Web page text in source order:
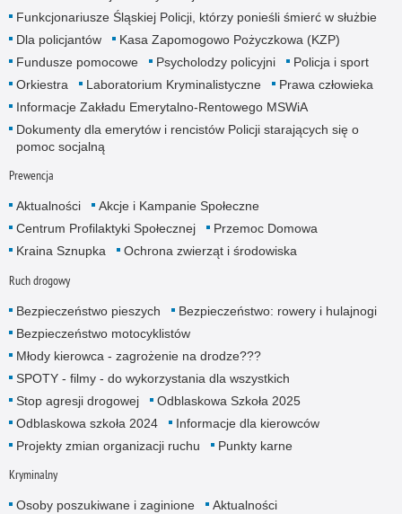
Funkcjonariusze Śląskiej Policji, którzy ponieśli śmierć w służbie
Dla policjantów
Kasa Zapomogowo Pożyczkowa (KZP)
Fundusze pomocowe
Psycholodzy policyjni
Policja i sport
Orkiestra
Laboratorium Kryminalistyczne
Prawa człowieka
Informacje Zakładu Emerytalno-Rentowego MSWiA
Dokumenty dla emerytów i rencistów Policji starających się o
pomoc socjalną
Prewencja
Aktualności
Akcje i Kampanie Społeczne
Centrum Profilaktyki Społecznej
Przemoc Domowa
Kraina Sznupka
Ochrona zwierząt i środowiska
Ruch drogowy
Bezpieczeństwo pieszych
Bezpieczeństwo: rowery i hulajnogi
Bezpieczeństwo motocyklistów
Młody kierowca - zagrożenie na drodze???
SPOTY - filmy - do wykorzystania dla wszystkich
Stop agresji drogowej
Odblaskowa Szkoła 2025
Odblaskowa szkoła 2024
Informacje dla kierowców
Projekty zmian organizacji ruchu
Punkty karne
Kryminalny
Osoby poszukiwane i zaginione Aktualności